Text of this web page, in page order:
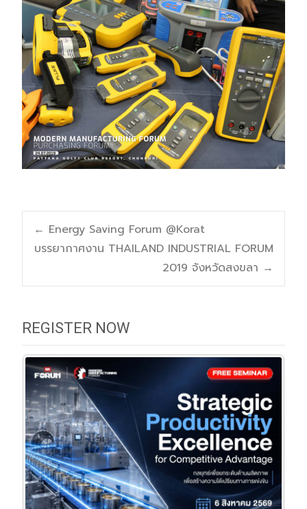
Post
navigation
← Energy Saving Forum @Korat
บรรยากาศงาน THAILAND INDUSTRIAL FORUM
2019 จังหวัดสงขลา →
REGISTER NOW